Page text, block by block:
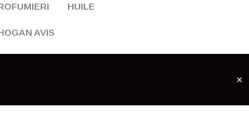
HUILE
AVIS
×